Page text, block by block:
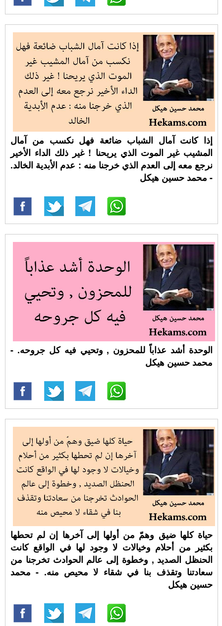
إذا كانت آمال الشباب ضائعة فهل نكسب من آمال
المشيب غير الموت الذي يريحنا ! غير ذلك الداء الأخير
نرجع معه إلى العدم الذي خرجنا منه : عدم الأبدية الخالد.
- محمد حسين هيكل
الوحدة أشد عذاباً للمحزون , وتحيي فيه كل جروحه. -
محمد حسين هيكل
حياة كلها ضيق وهمّ من أولها إلى آخرها إن لم تحطها
بكثير من أحلام وخيالات لا وجود لها في الواقع كانت
الحنظل الصديد , وخطوة إلى عالم الحوادث تخرجنا من
سعادتنا وتقذف بنا في شقاء لا محيص منه. - محمد
حسين هيكل